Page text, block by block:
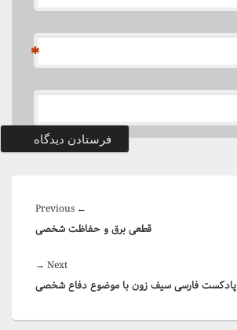
*
←
post:قطعی برق و حفاظت شخصی
Next
→
post:پادکست فارسی سیف زون با موضوع دفاع شخصی